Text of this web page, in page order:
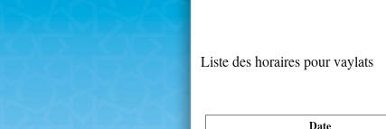
Liste des horaires pour vaylats
Date